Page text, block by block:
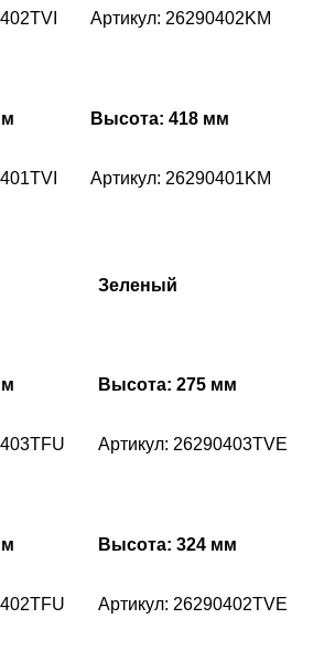
Артикул: 26290402KM
Высота: 418 мм
Артикул: 26290401KM
Зеленый
Высота: 275 мм
Артикул: 26290403TVE
Высота: 324 мм
Артикул: 26290402TVE